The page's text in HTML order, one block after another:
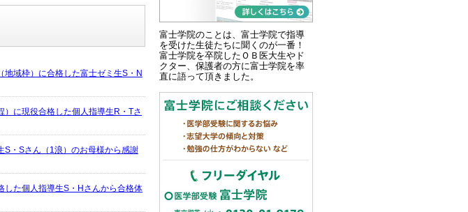
地域枠）に合格した富士ゼミ生S・N
）に現役合格した個人指導生R・Tさ
S・Sさん（1浪）のお母様から感謝
した個人指導生S・Hさんから合格体
富士学院のことは、富士学院で指導
を受けた生徒たちに聞くのが一番！
富士学院を卒院したＯＢ医大生やド
クター、保護者の方に富士学院を率
直に語って頂きました。